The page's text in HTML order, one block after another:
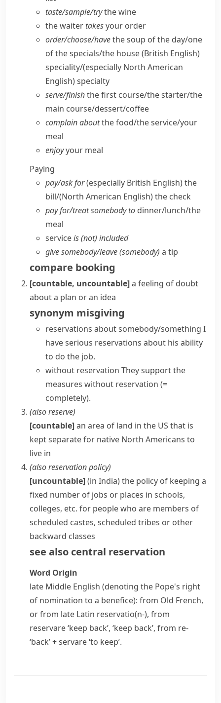
taste/​sample/​trythe wine
the waiter takesyour order
order/​choose/​havethe soup of the day/​one
of the specials/​the house(British English)
speciality/(especially North American
English)specialty
serve/​finishthe first course/​the starter/​the
main course/​dessert/​coffee
complain aboutthe food/​the service/​your
meal
enjoyyour meal
Paying
pay/​ask for(especially British English)the
bill/(North American English)the check
pay for/​treat somebody to dinner/​lunch/​the
meal
serviceis (not) included
give somebody/​leave (somebody) a tip
compare booking
[countable, uncountable]a feeling of doubt
about a plan or an idea
synonym misgiving
reservations about somebody/something I
haveserious reservations about his ability
to do the job.
without reservation They support the
measures without reservation (=
completely).
(alsoreserve)
[countable]an area of land in the US that is
kept separate for native North Americans to
live in
(alsoreservation policy)
[uncountable](in India) the policy of keeping a
fixed number of jobs or places in schools,
colleges, etc. for people who are members of
scheduled castes, scheduled tribes or other
backward classes
see also central reservation
Word Origin
late Middle English (denoting the Pope's right
of nomination to a benefice): from Old French,
or from late Latin reservatio(n-), from
reservare‘keep back’, ‘keep back’, from re-
‘back’ +servare‘to keep’.